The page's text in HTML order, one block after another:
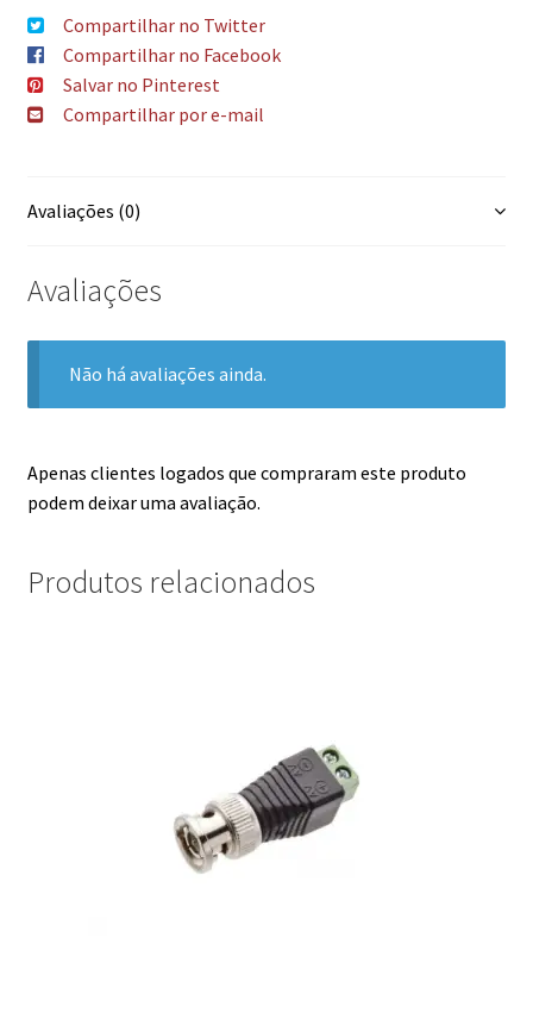
Compartilhar no Twitter
Compartilhar no Facebook
Salvar no Pinterest
Compartilhar por e-mail
Avaliações (0)
Avaliações
Não há avaliações ainda.
Apenas clientes logados que compraram este produto
podem deixar uma avaliação.
Produtos relacionados